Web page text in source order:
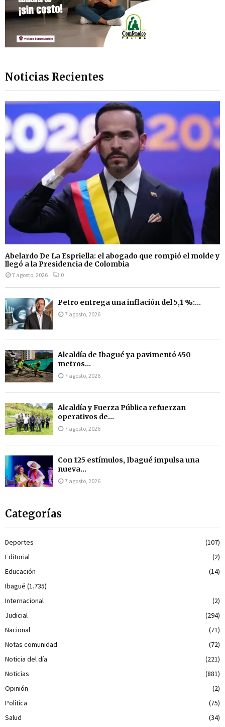
Noticias Recientes
Abelardo De La Espriella: el abogado que rompió el molde y
llegó a la Presidencia de Colombia
7 agosto, 2026 0
Petro entrega una inflación del 5,1 %:...
7 agosto, 2026
Alcaldía de Ibagué ya pavimentó 450
metros...
7 agosto, 2026
Alcaldía y Fuerza Pública refuerzan
operativos de...
7 agosto, 2026
Con 125 estímulos, Ibagué impulsa una
nueva...
7 agosto, 2026
Categorías
Deportes
(107)
Editorial
(2)
Educación
(14)
Ibagué (1.735)
Internacional
(2)
Judicial
(294)
Nacional
(71)
Notas comunidad
(72)
Noticia del día
(221)
Noticias
(881)
Opinión
(2)
Política
(75)
Salud
(34)